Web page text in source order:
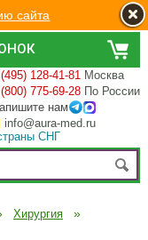
128-41-81 Москва
775-69-28 По России
нам
info@aura-med.ru
СНГ
Хирургия »
сайта